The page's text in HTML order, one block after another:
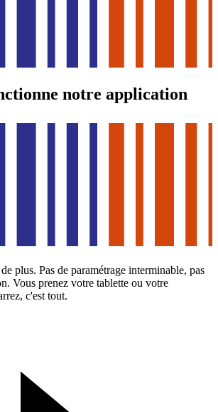
notre application
plus. Pas de paramétrage interminable, pas
Vous prenez votre tablette ou votre
c'est tout.